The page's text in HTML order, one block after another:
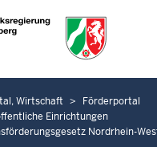
zum Inhalt
DEAKTIVIEREN:
Wirtschaft
Förderportal
Einrichtungen
Nordrhein-